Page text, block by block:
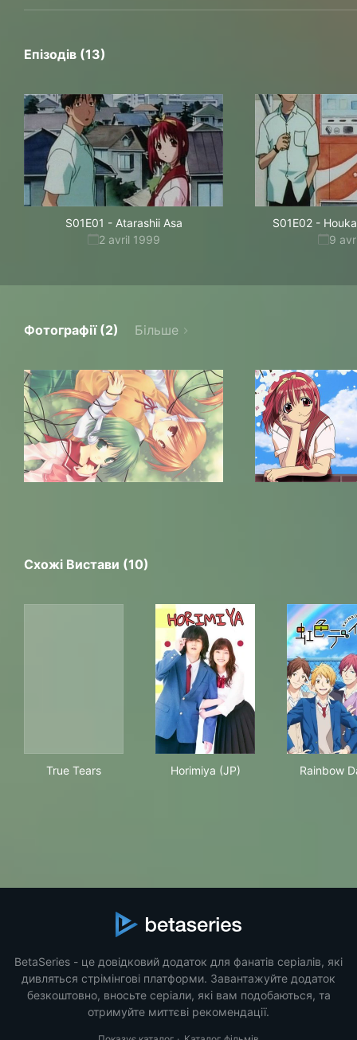
Епізодів (13)
S01E01 - Atarashii Asa
2 avril 1999
S01E02 -
9
Фотографії (2) Більше
Схожі Вистави (10)
True Tears Horimiya (JP) Rainbow
BetaSeries - це довідковий додаток для фанатів серіалів, які
дивляться стрімінгові платформи. Завантажуйте додаток
безкоштовно, вносьте серіали, які вам подобаються, та
отримуйте миттєві рекомендації.